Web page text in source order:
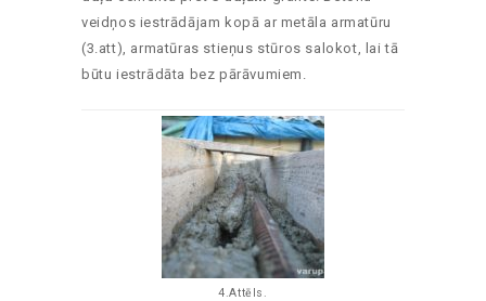
veidņos iestrādājam kopā ar metāla armatūru
(3.att), armatūras stieņus stūros salokot, lai tā
būtu iestrādāta bez pārāvumiem.
4.Attēls.